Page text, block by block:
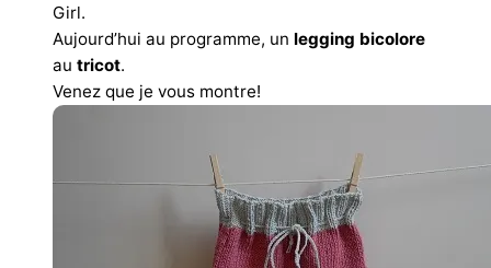
Girl.
Aujourd’hui au programme, un legging bicolore
au tricot.
Venez que je vous montre!